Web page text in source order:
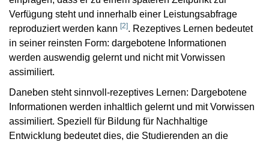
Verfügung steht und innerhalb einer Leistungsabfrage
reproduziert werden kann [2]. Rezeptives Lernen bedeutet
in seiner reinsten Form: dargebotene Informationen
werden auswendig gelernt und nicht mit Vorwissen
assimiliert.
Daneben steht sinnvoll-rezeptives Lernen: Dargebotene
Informationen werden inhaltlich gelernt und mit Vorwissen
assimiliert. Speziell für Bildung für Nachhaltige
Entwicklung bedeutet dies, die Studierenden an die